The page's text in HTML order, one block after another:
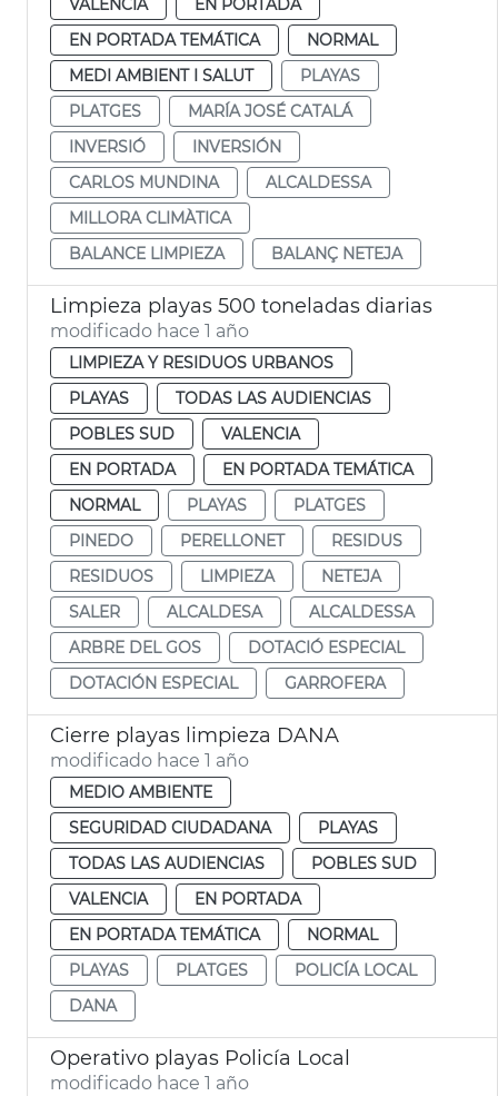
EN PORTADA TEMÁTICA
NORMAL
MEDI AMBIENT I SALUT
PLAYAS
PLATGES
MARÍA JOSÉ CATALÁ
INVERSIÓ
INVERSIÓN
CARLOS MUNDINA
ALCALDESSA
MILLORA CLIMÀTICA
BALANCE LIMPIEZA
BALANÇ NETEJA
Limpieza playas 500 toneladas diarias
modificado hace 1 año
LIMPIEZA Y RESIDUOS URBANOS
PLAYAS
TODAS LAS AUDIENCIAS
POBLES SUD
VALENCIA
EN PORTADA
EN PORTADA TEMÁTICA
NORMAL
PLAYAS
PLATGES
PINEDO
PERELLONET
RESIDUS
RESIDUOS
LIMPIEZA
NETEJA
SALER
ALCALDESA
ALCALDESSA
ARBRE DEL GOS
DOTACIÓ ESPECIAL
DOTACIÓN ESPECIAL
GARROFERA
Cierre playas limpieza DANA
modificado hace 1 año
MEDIO AMBIENTE
SEGURIDAD CIUDADANA
PLAYAS
TODAS LAS AUDIENCIAS
POBLES SUD
VALENCIA
EN PORTADA
EN PORTADA TEMÁTICA
NORMAL
PLAYAS
PLATGES
POLICÍA LOCAL
DANA
Operativo playas Policía Local
modificado hace 1 año